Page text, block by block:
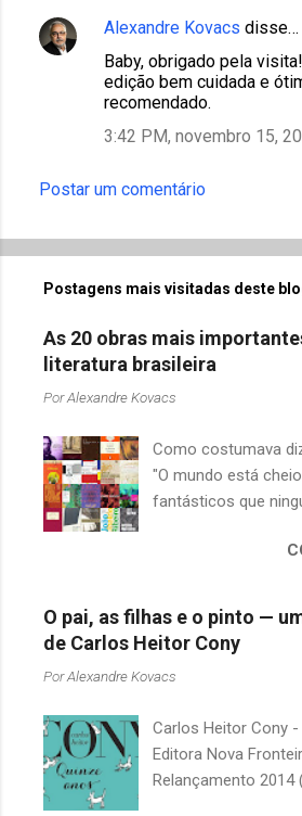
Alexandre Kovacs disse…
Baby, obrigado pela
edição bem cuidada e
recomendado.
3:42 PM, novembro 15,
Postar um comentário
Postagens mais visitadas deste
As 20 obras mais
literatura brasileira
PorAlexandre Kovacs
Como costumava
"O mundo está
fantásticos que
quando falamos de
escritores
a uma avaliação
acabamos
antipatia a
justamente o
como uma segunda
obras, já em nossa
O pai, as filhas e o pinto —
de Carlos Heitor Cony
PorAlexandre Kovacs
Carlos Heitor Cony
Editora Nova
Relançamento 2014